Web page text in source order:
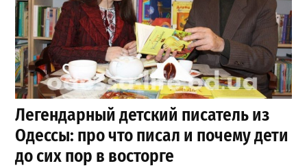
Легендарный детский писатель из
Одессы: про что писал и почему дети
до сих пор в восторге